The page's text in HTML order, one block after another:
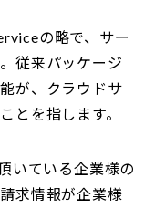
の略で、サー
従来パッケージ
が、クラウドサ
とを指します。
いている企業様の
求情報が企業様